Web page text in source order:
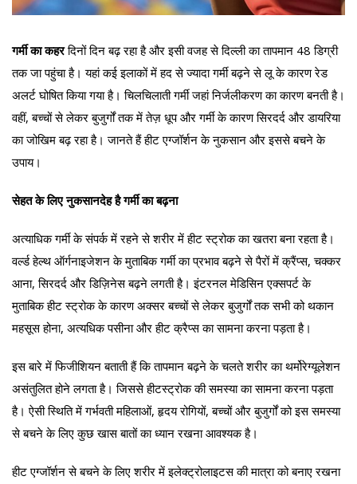
गर्मी का कहरदिनों दिन बढ़ रहा है और इसी वजह से दिल्ली का तापमान 48 डिग्री
तक जा पहुंचा है। यहां कई इलाकों में हद से ज्यादा गर्मी बढ़ने से लू के कारण रेड
अलर्ट घोषित किया गया है। चिलचिलाती गर्मी जहां निर्जलीकरण का कारण बनती है।
वहीं, बच्चों से लेकर बुजुर्गों तक में तेज़ धूप और गर्मी के कारण सिरदर्द और डायरिया
का जोखिम बढ़ रहा है। जानते हैं हीट एग्जॉर्शन के नुकसान और इससे बचने के
उपाय।
सेहत के लिए नुकसानदेह है गर्मी का बढ़ना
अत्याधिक गर्मी के संपर्क में रहने से शरीर में हीट स्ट्रोक का खतरा बना रहता है।
वर्ल्ड हेल्थ ऑर्गनाइजेशन के मुताबिक गर्मी का प्रभाव बढ़ने से पैरों में क्रैंप्स, चक्कर
आना, सिरदर्द और डिज़िनेस बढ़ने लगती है। इंटरनल मेडिसिन एक्सपर्ट के
मुताबिक हीट स्ट्रोक के कारण अक्सर बच्चों से लेकर बुजुर्गों तक सभी को थकान
महसूस होना, अत्यधिक पसीना और हीट क्रैप्स का सामना करना पड़ता है।
इस बारे में फिजीशियन बताती हैं कि तापमान बढ़ने के चलते शरीर का थर्मोरेग्यूलेशन
असंतुलित होने लगता है। जिससे हीटस्ट्रोक की समस्या का सामना करना पड़ता
है। ऐसी स्थिति में गर्भवती महिलाओं, हृदय रोगियों, बच्चों और बुजुर्गों को इस समस्या
से बचने के लिए कुछ खास बातों का ध्यान रखना आवश्यक है।
हीट एग्जॉर्शन से बचने के लिए शरीर में इलेक्‍ट्रोलाइटस की मात्रा को बनाए रखना